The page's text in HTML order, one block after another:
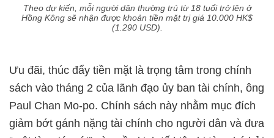
Theo dự kiến, mỗi người dân thường trú từ 18 tuổi trở lên ở
Hồng Kông sẽ nhận được khoản tiền mặt trị giá 10.000 HK$
(1.290 USD).
Ưu đãi, thúc đẩy tiền mặt là trọng tâm trong chính
sách vào tháng 2 của lãnh đạo ủy ban tài chính, ông
Paul Chan Mo-po. Chính sách này nhằm mục đích
giảm bớt gánh nặng tài chính cho người dân và đưa